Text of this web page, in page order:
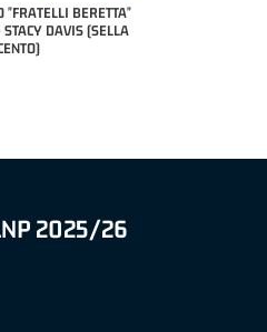
BERETTA" SAMUEL
APRILE '26 -
(TAV TREVIGLIO
2025/26